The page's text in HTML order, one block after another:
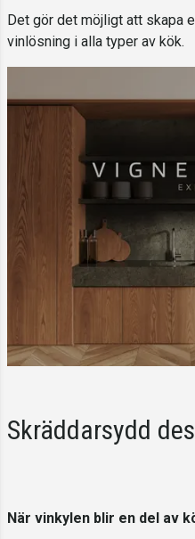
Det gör det möjligt att skapa
vinlösning i alla typer av kök.
Skräddarsydd
När vinkylen blir en del av